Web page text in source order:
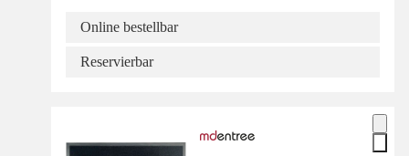
Online bestellbar
Reservierbar